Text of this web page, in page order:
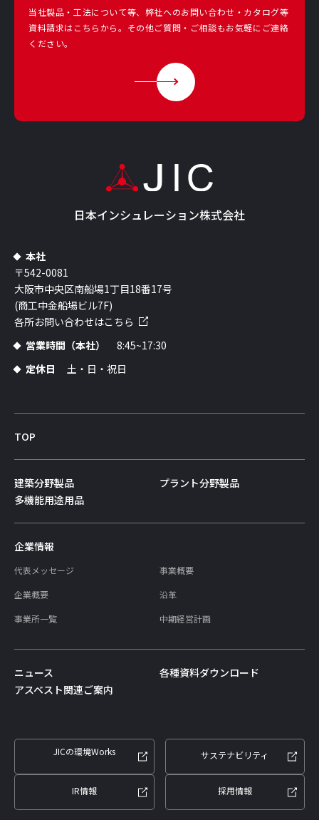
当社製品・工法について等、弊社へのお問い合わせ・カタログ等
資料請求はこちらから。その他ご質問・ご相談もお気軽にご連絡
ください。
日本インシュレーション株式会社
本社
〒542-0081
大阪市中央区南船場1丁目18番17号
(商工中金船場ビル7F)
各所お問い合わせはこちら
営業時間（本社）
8:45~17:30
定休日
土・日・祝日
TOP
建築分野製品
プラント分野製品
多機能用途用品
企業情報
代表メッセージ
事業概要
企業概要
沿革
事業所一覧
中期経営計画
ニュース
各種資料ダウンロード
アスベスト関連ご案内
JICの環境Works サステナビリティ
IR情報 採用情報